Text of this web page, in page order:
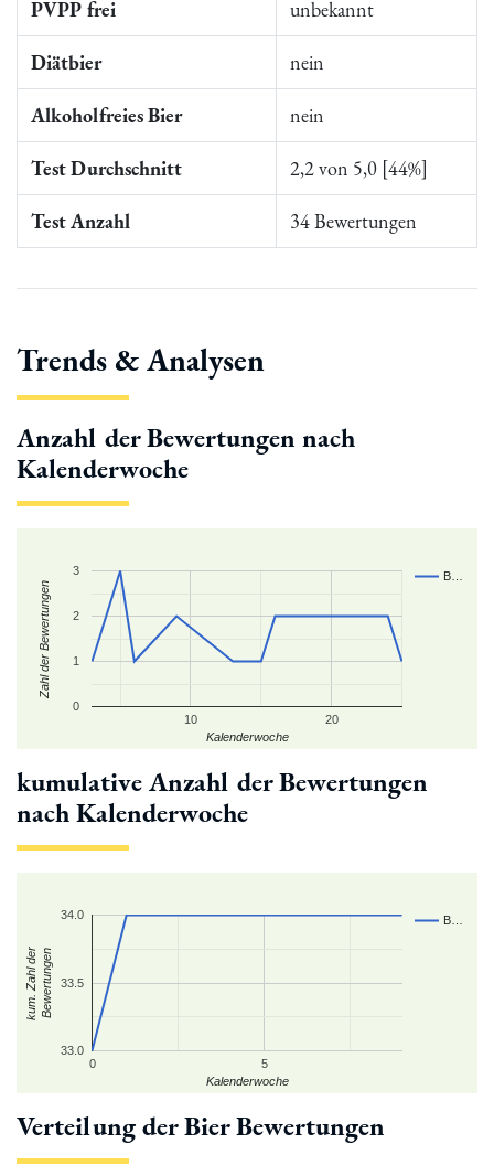
PVPP frei unbekannt
Diätbier nein
Alkoholfreies Bier nein
Test Durchschnitt 2,2 von 5,0 [44%]
Test Anzahl 34 Bewertungen
Trends & Analysen
Anzahl der Bewertungen nach
Kalenderwoche
B…
10 20
0
1
2
3
Kalenderwoche
Zahl der Bewertungen
kumulative Anzahl der Bewertungen
nach Kalenderwoche
B…
0 5
33.0
33.5
34.0
Kalenderwoche
kum. Zahl derBewertungen
Verteilung der Bier Bewertungen